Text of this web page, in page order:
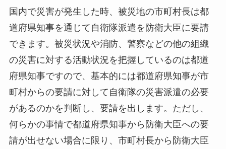
国内で災害が発生した時、被災地の市町村長は都
道府県知事を通じて自衛隊派遣を防衛大臣に要請
できます。被災状況や消防、警察などの他の組織
の災害に対する活動状況を把握しているのは都道
府県知事ですので、基本的には都道府県知事が市
町村からの要請に対して自衛隊の災害派遣の必要
があるのかを判断し、要請を出します。ただし、
何らかの事情で都道府県知事から防衛大臣への要
請が出せない場合に限り、市町村長から防衛大臣